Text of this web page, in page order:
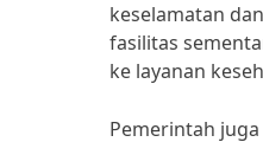
keselamatan
fasilitas
ke layanan
Pemerintah